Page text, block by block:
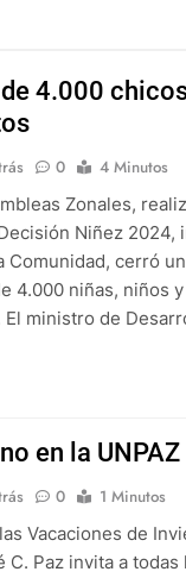
4.000
0
4 Minutos
Zonales,
Niñez 2024,
cerró
4.000 niñas, niños
ministro de
en la UNPAZ
0
1 Minutos
Vacaciones de
Paz invita a todas